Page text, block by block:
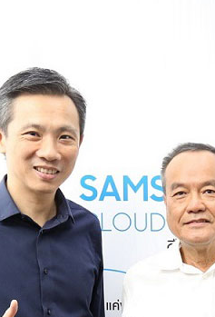
ต์” สะดวก คล่องตัว ผนึกกำลังคู่ค้า จับ
สู่ 30 ศูนย์ทั่วประเทศภายในสิ้นปี ซัม
าวด์ พรินต์ (Samsung Cloud Print)”
นย์ถ่ายเอกสาร ชูจุดเด่นความทันสมัย
งแผนผนึกกำลังพันธมิตรทั่วประเทศ
านธุรกิจลูกค้าองค์กร บริษัท ไทยซัม
นแปลงไป ต้องการความสะดวก คล่อง
เช่นกัน จากข้อมูลพบว่าอัตราความ
ป็น 49% ในปี 2558 ซึ่งระบบคลาวด์จะ
กทุกที่…